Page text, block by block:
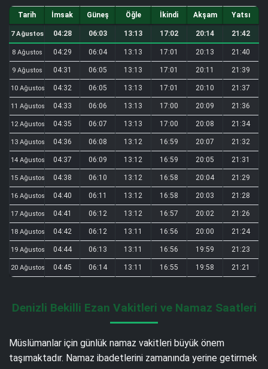
Tarih İmsak Güneş Öğle İkindi Akşam Yatsı
7 Ağustos 04:28 06:03 13:13 17:02 20:14 21:42
8 Ağustos 04:29 06:04 13:13 17:01 20:13 21:40
9 Ağustos 04:31 06:05 13:13 17:01 20:11 21:39
10 Ağustos 04:32 06:05 13:13 17:01 20:10 21:37
11 Ağustos 04:33 06:06 13:13 17:00 20:09 21:36
12 Ağustos 04:35 06:07 13:13 17:00 20:08 21:34
13 Ağustos 04:36 06:08 13:12 16:59 20:07 21:32
14 Ağustos 04:37 06:09 13:12 16:59 20:05 21:31
15 Ağustos 04:38 06:10 13:12 16:58 20:04 21:29
16 Ağustos 04:40 06:11 13:12 16:58 20:03 21:28
17 Ağustos 04:41 06:12 13:12 16:57 20:02 21:26
18 Ağustos 04:42 06:12 13:11 16:56 20:00 21:24
19 Ağustos 04:44 06:13 13:11 16:56 19:59 21:23
20 Ağustos 04:45 06:14 13:11 16:55 19:58 21:21
Denizli Bekilli Ezan Vakitleri ve Namaz Saatleri
Müslümanlar için günlük namaz vakitleri büyük önem
taşımaktadır. Namaz ibadetlerini zamanında yerine getirmek